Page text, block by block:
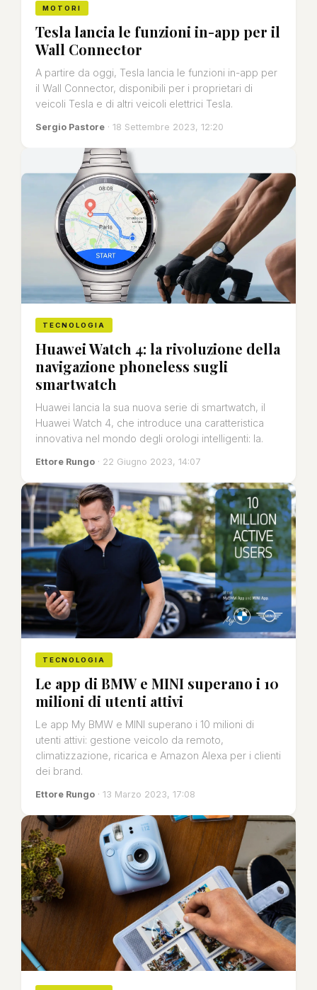
MOTORI
Tesla lancia le funzioni in-app per il
Wall Connector
A partire da oggi, Tesla lancia le funzioni in-app per
il Wall Connector, disponibili per i proprietari di
veicoli Tesla e di altri veicoli elettrici Tesla.
Sergio Pastore · 18 Settembre 2023, 12:20
TECNOLOGIA
Huawei Watch 4: la rivoluzione della
navigazione phoneless sugli
smartwatch
Huawei lancia la sua nuova serie di smartwatch, il
Huawei Watch 4, che introduce una caratteristica
innovativa nel mondo degli orologi intelligenti: la.
Ettore Rungo · 22 Giugno 2023, 14:07
TECNOLOGIA
Le app di BMW e MINI superano i 10
milioni di utenti attivi
Le app My BMW e MINI superano i 10 milioni di
utenti attivi: gestione veicolo da remoto,
climatizzazione, ricarica e Amazon Alexa per i clienti
dei brand.
Ettore Rungo · 13 Marzo 2023, 17:08